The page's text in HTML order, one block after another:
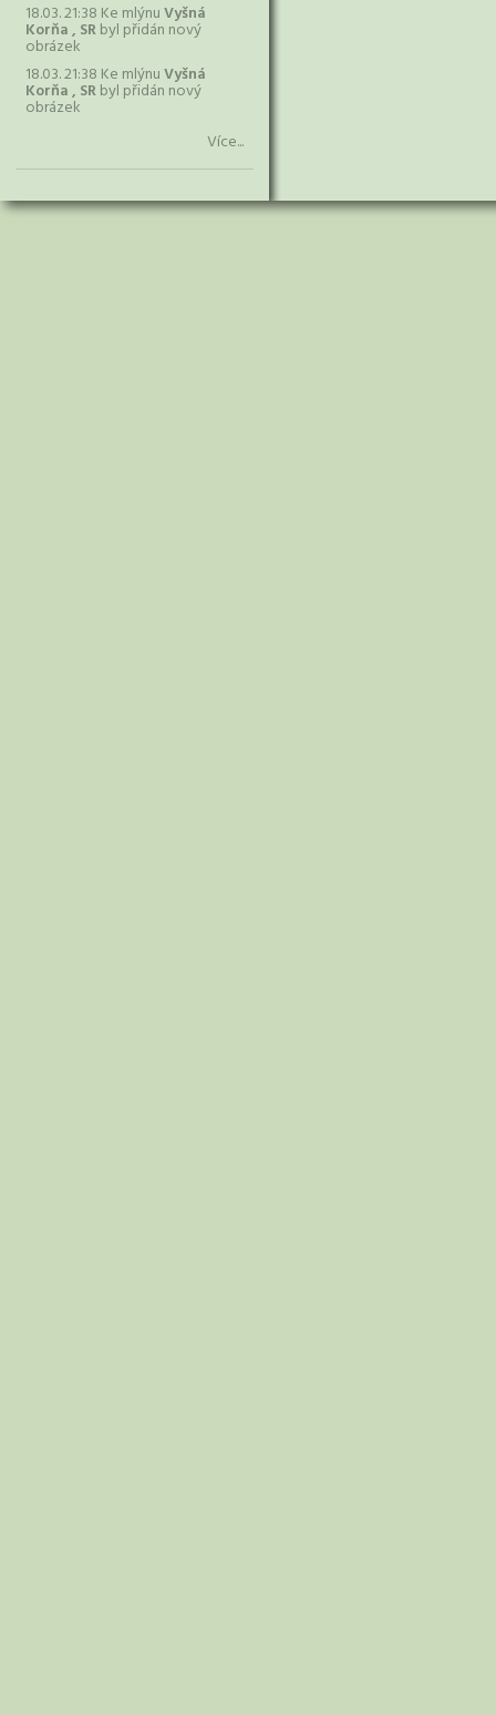
18.03. 21:38 Ke mlýnuVyšná
Korňa , SRbyl přidán nový
obrázek
18.03. 21:38 Ke mlýnuVyšná
Korňa , SRbyl přidán nový
obrázek
Více...